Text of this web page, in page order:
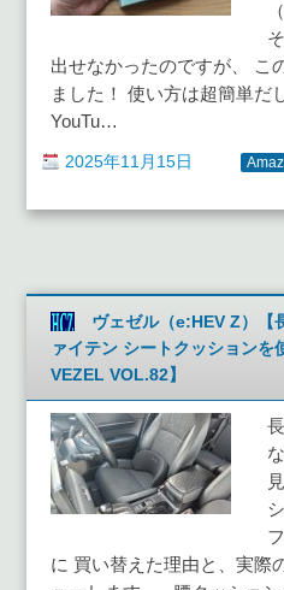
出せなかったのですが、 こ
ました！ 使い方は超簡単だ
YouTu…
2025年11月15日
ヴェゼル（e:HEV Z）【
ァイテン シートクッションを
VEZEL VOL.82】
に 買い替えた理由と、実際